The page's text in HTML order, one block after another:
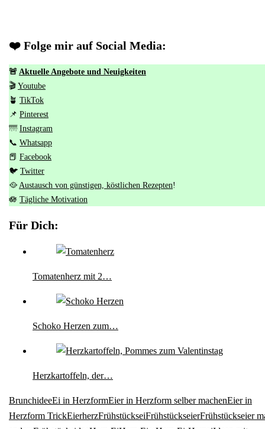
❤️ Folge mir auf Social Media:
🚨 Aktuelle Angebote und Neuigkeiten
🎬Youtube
🪴 TikTok
📌 Pinterest
🌁Instagram
📞 Whatsapp
📕 Facebook
🐦 Twitter
🥘Austausch von günstigen, köstlichen Rezepten!
🪷 Tägliche Motivation
Für Dich:
Tomatenherz mit 2…
Schoko Herzen zum…
Herzkartoffeln, der…
BrunchideeEi in HerzformEier in Herzform selber machenEier in
Herzform TrickEierherzFrühstückseiFrühstückseierFrühstückseier